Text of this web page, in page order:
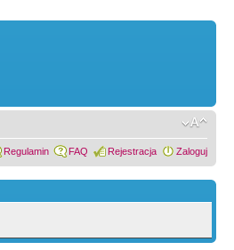
Regulamin FAQ Rejestracja Zaloguj